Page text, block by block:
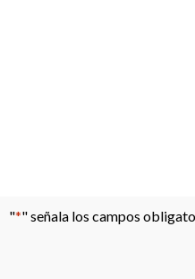
"*" señala los campos